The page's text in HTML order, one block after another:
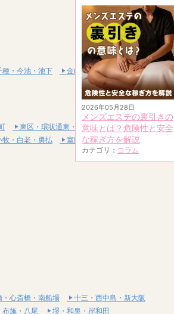
2026年05月28日
メンズエステの裏引きの
意味とは？危険性と安全
な稼ぎ方を解説
カテゴリ： コラム
種・今池・池下
金山・熱田
東区・環状通東・新道東
牧・白老・勇払 室蘭・登別・伊達
・心斎橋・南船場
十三・西中島・新大阪
布施・八尾 堺・和泉・岸和田